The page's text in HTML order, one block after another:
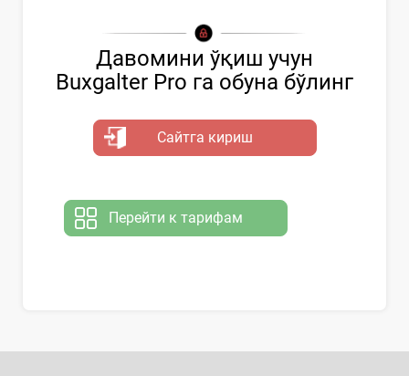
Давомини ўқиш учун
Buxgalter Pro га обуна бўлинг
Сайтга кириш
Перейти к тарифам